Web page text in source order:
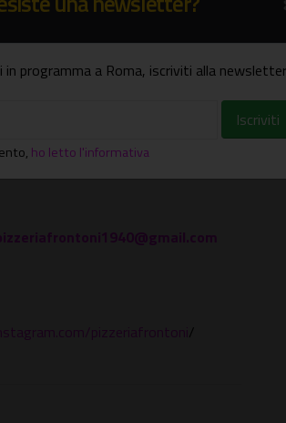
(Metro Stazione Tuscolana)
INFO: 06 7834
pizzeriafrontoni/
in programma a Roma, iscriviti alla
, ho letto l'informativa